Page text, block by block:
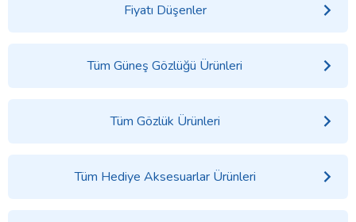
Fiyatı Düşenler
Tüm Güneş Gözlüğü Ürünleri
Tüm Gözlük Ürünleri
Tüm Hediye Aksesuarlar Ürünleri